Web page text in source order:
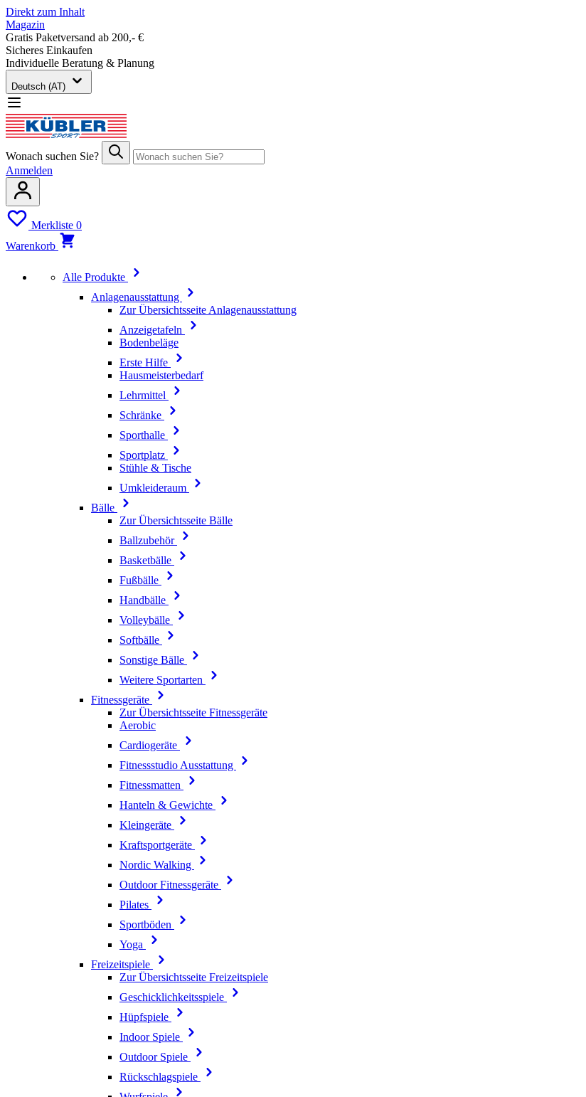
Direkt zum Inhalt
Magazin
Gratis Paketversand ab 200,- €
Sicheres Einkaufen
Individuelle Beratung & Planung
Deutsch (AT)
Wonach suchen Sie?
Anmelden
Merkliste 0
Warenkorb
Alle Produkte
Anlagenausstattung
Zur Übersichtsseite Anlagenausstattung
Anzeigetafeln
Bodenbeläge
Erste Hilfe
Hausmeisterbedarf
Lehrmittel
Schränke
Sporthalle
Sportplatz
Stühle & Tische
Umkleideraum
Bälle
Zur Übersichtsseite Bälle
Ballzubehör
Basketbälle
Fußbälle
Handbälle
Volleybälle
Softbälle
Sonstige Bälle
Weitere Sportarten
Fitnessgeräte
Zur Übersichtsseite Fitnessgeräte
Aerobic
Cardiogeräte
Fitnessstudio Ausstattung
Fitnessmatten
Hanteln & Gewichte
Kleingeräte
Kraftsportgeräte
Nordic Walking
Outdoor Fitnessgeräte
Pilates
Sportböden
Yoga
Freizeitspiele
Zur Übersichtsseite Freizeitspiele
Geschicklichkeitsspiele
Hüpfspiele
Indoor Spiele
Outdoor Spiele
Rückschlagspiele